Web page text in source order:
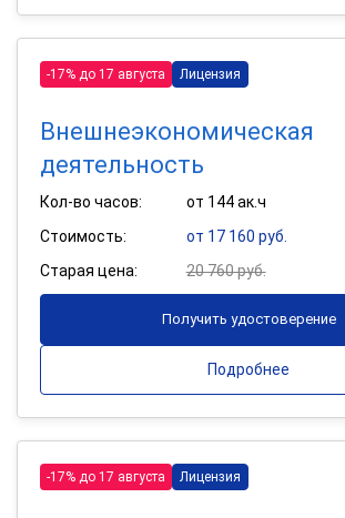
-17% до 17 августа Лицензия
Внешнеэкономическая
деятельность
Кол-во часов:
от 144 ак.ч
Стоимость:
от 17 160 руб.
Старая цена:
20 760 руб.
Получить удостоверение
Подробнее
-17% до 17 августа Лицензия